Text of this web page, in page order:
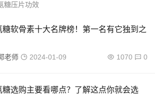
糖压片功效
糖软骨素十大名牌榜！第一名有它独到之
老师 2024-01-09 1070 0
糖选购主要看哪点？了解这点你就会选